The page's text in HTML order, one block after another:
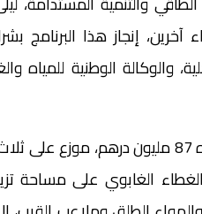
إنجاز هذا البرنامج
والوكالة الوطنية
وتنص الاتفاقية على تعبئة غلاف مالي إجمالي قدره